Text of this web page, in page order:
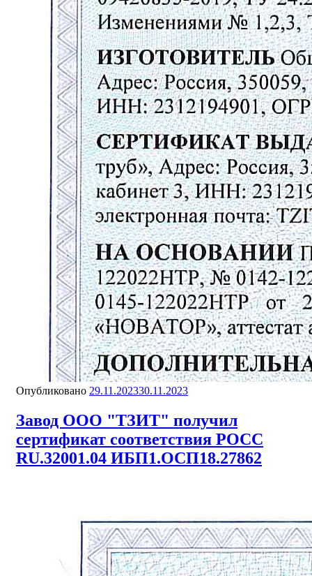
Опубликовано 29.11.202330.11.2023
Завод ООО "ТЗИТ" получил
сертификат соответствия РОСС
RU.32001.04 ИБП1.ОСП18.27862